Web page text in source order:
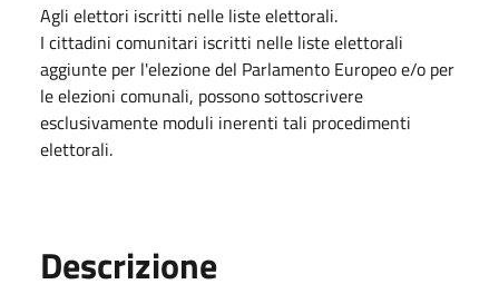
Agli elettori iscritti nelle liste elettorali.
I cittadini comunitari iscritti nelle liste elettorali
aggiunte per l'elezione del Parlamento Europeo e/o per
le elezioni comunali, possono sottoscrivere
esclusivamente moduli inerenti tali procedimenti
elettorali.
Descrizione